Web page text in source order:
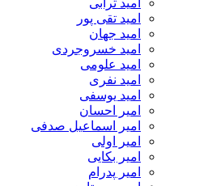
امید ترابی
امید تقی پور
امید جهان
امید خسروجردی
امید علومی
امید نفری
امید یوسفی
امیر احسان
امیر اسماعیل صدفی
امیر اولی
امیر بکایی
امیر پدرام